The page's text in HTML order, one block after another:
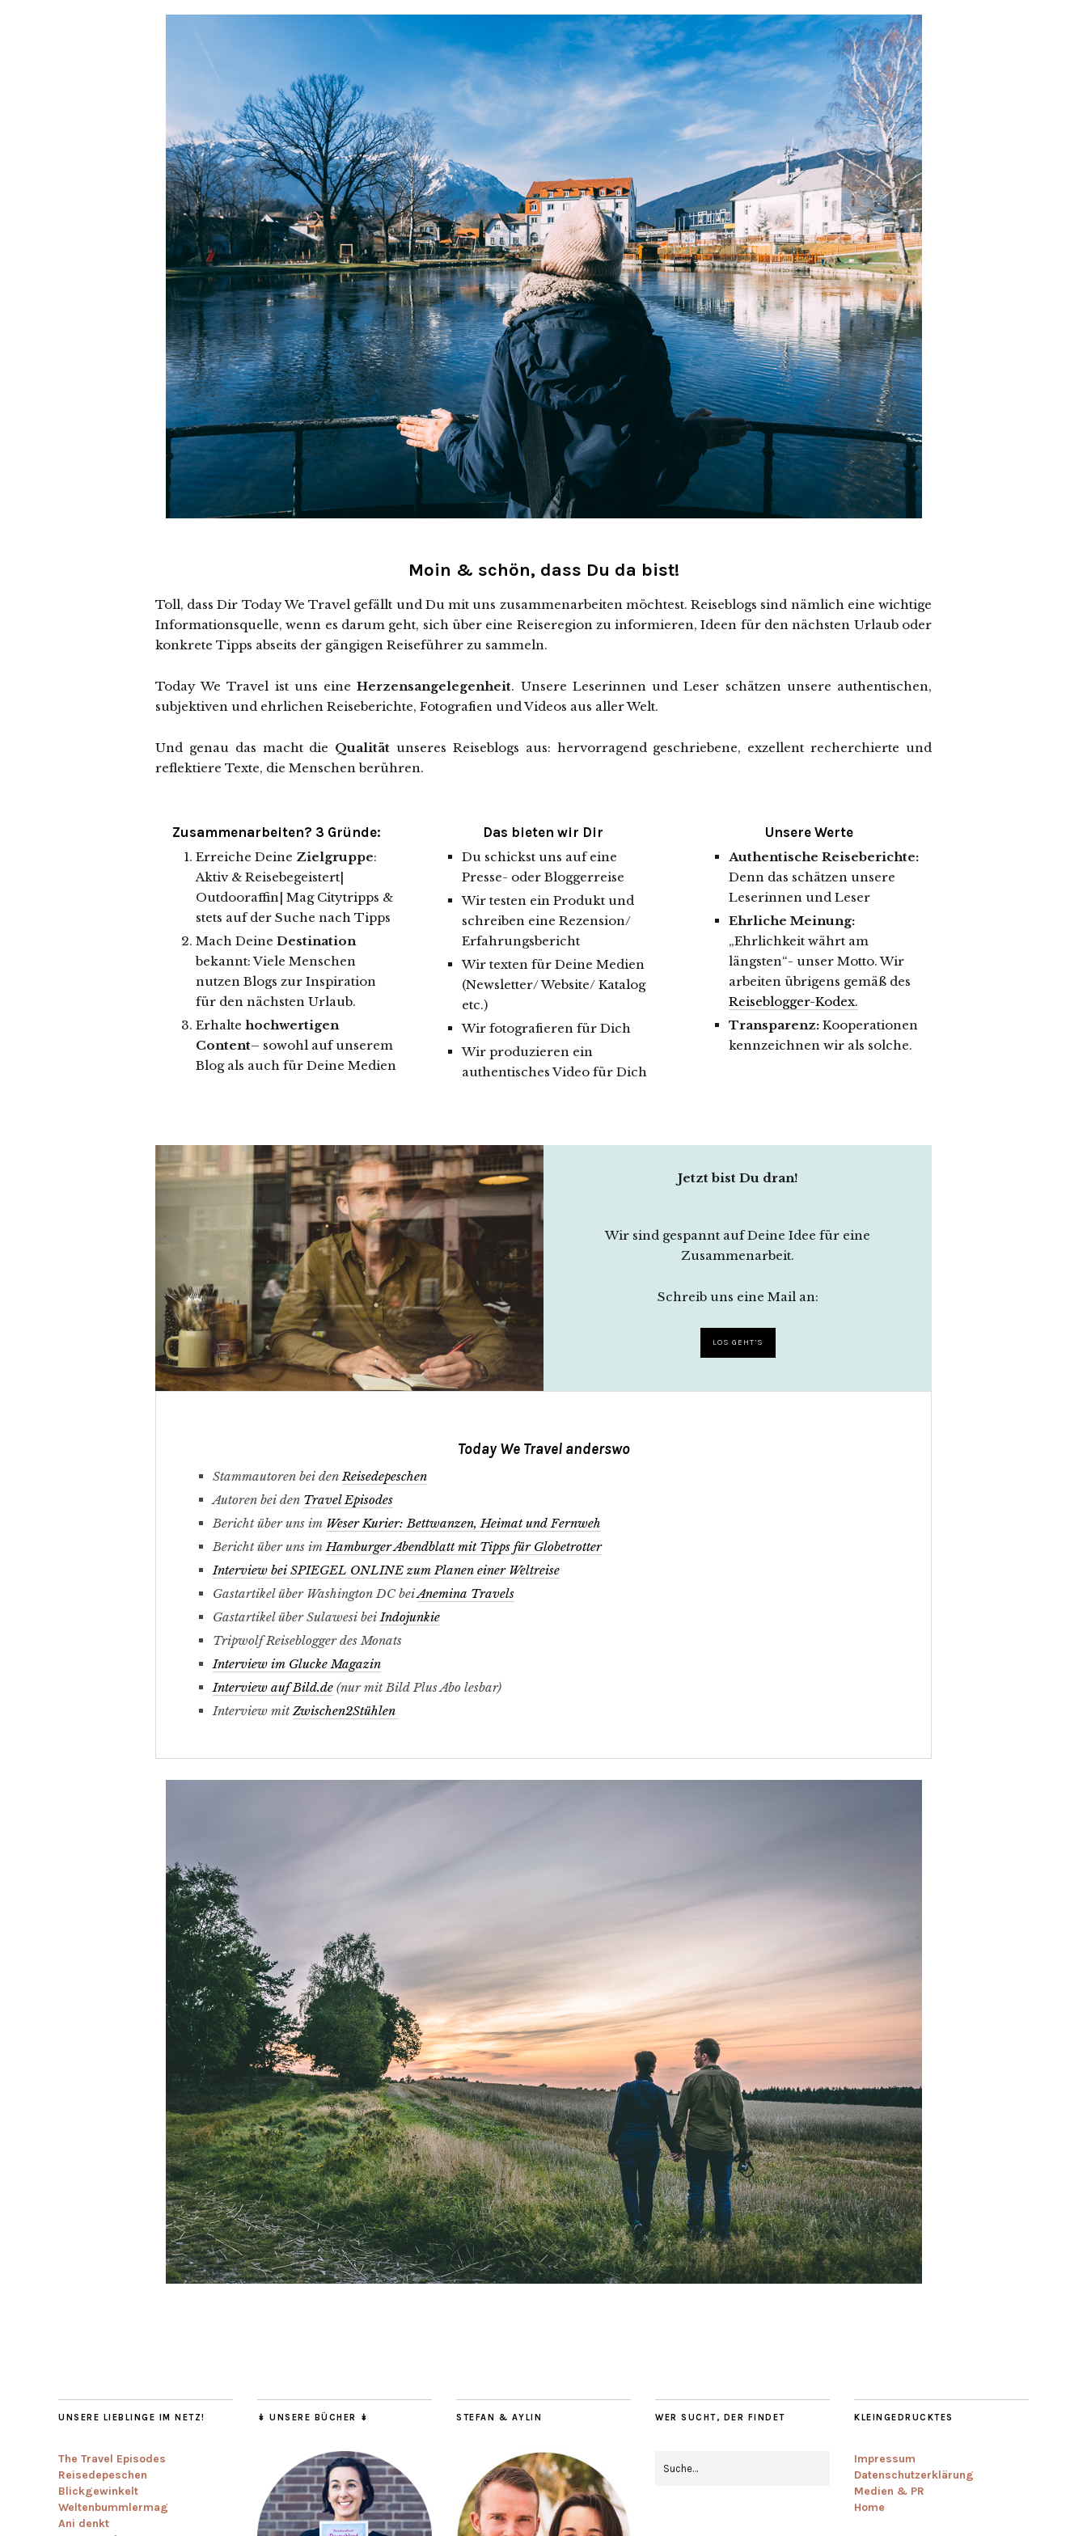
Moin & schön, dass Du da bist!
Toll, dass Dir Today We Travel gefällt und Du mit uns zusammenarbeiten möchtest. Reiseblogs sind nämlich eine wichtige
Informationsquelle, wenn es darum geht, sich über eine Reiseregion zu informieren, Ideen für den nächsten Urlaub oder
konkrete Tipps abseits der gängigen Reiseführer zu sammeln.
Today We Travel ist uns eineHerzensangelegenheit. Unsere Leserinnen und Leser schätzen unsere authentischen,
subjektiven und ehrlichen Reiseberichte, Fotografien und Videos aus aller Welt.
Und genau das macht die Qualität unseres Reiseblogs aus: hervorragend geschriebene, exzellent recherchierte und
reflektiere Texte, die Menschen berühren.
Zusammenarbeiten? 3 Gründe:
Erreiche Deine Zielgruppe:
Aktiv & Reisebegeistert|
Outdooraffin| Mag Citytripps &
stets auf der Suche nach Tipps
Mach Deine Destination
bekannt: Viele Menschen
nutzen Blogs zur Inspiration
für den nächsten Urlaub.
Erhalte hochwertigen
Content– sowohl auf unserem
Blog als auch für Deine Medien
Das bieten wir Dir
Du schickst uns auf eine
Presse- oder Bloggerreise
Wir testen ein Produkt und
schreiben eine Rezension/
Erfahrungsbericht
Wir texten für Deine Medien
(Newsletter/ Website/ Katalog
etc.)
Wir fotografieren für Dich
Wir produzieren ein
authentisches Video für Dich
Unsere Werte
Authentische Reiseberichte:
Denn das schätzen unsere
Leserinnen und Leser
Ehrliche Meinung:
„Ehrlichkeit währt am
längsten“- unser Motto. Wir
arbeiten übrigens gemäß des
Reiseblogger-Kodex.
Transparenz:Kooperationen
kennzeichnen wir als solche.
Jetzt bist Du dran!
Wir sind gespannt auf Deine Idee für eine
Zusammenarbeit.
Schreib uns eine Mail an:
LOS GEHT’S
Today We Travel anderswo
Stammautoren bei denReisedepeschen
Autoren bei den Travel Episodes
Bericht über uns im Weser Kurier: Bettwanzen, Heimat und Fernweh
Bericht über uns imHamburger Abendblatt mit Tipps für Globetrotter
Interview bei SPIEGEL ONLINE zum Planen einer Weltreise
Gastartikel über Washington DC beiAnemina Travels
Gastartikel über Sulawesi beiIndojunkie
Tripwolf Reiseblogger des Monats
Interview im Glucke Magazin
Interview auf Bild.de (nur mit Bild Plus Abo lesbar)
Interview mitZwischen2Stühlen
UNSERE LIEBLINGE IM NETZ!
The Travel Episodes
Reisedepeschen
Blickgewinkelt
Weltenbummlermag
Ani denkt
↡ UNSERE BÜCHER ↡ STEFAN & AYLIN WER SUCHT, DER FINDET KLEINGEDRUCKTES
Impressum
Datenschutzerklärung
Medien & PR
Home